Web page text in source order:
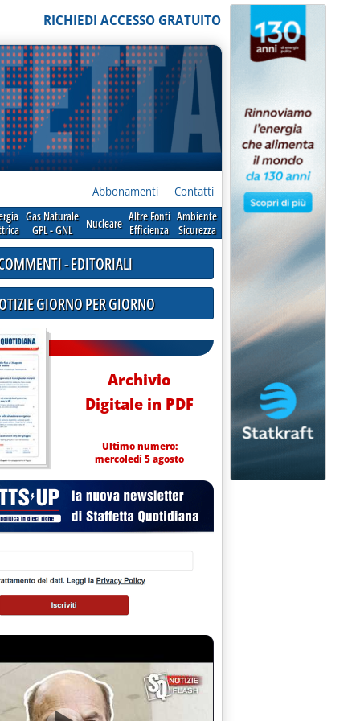
RICHIEDI ACCESSO GRATUITO
Abbonamenti Contatti
Gas Naturale
GPL - GNL
Nucleare Altre Fonti
Efficienza
Ambiente
Sicurezza
- EDITORIALI
GIORNO PER GIORNO
Archivio
Digitale in PDF
Ultimo numero:
mercoledì 5 agosto